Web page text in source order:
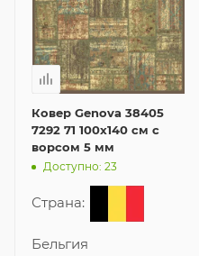
Ковер Genova 38405
7292 71 100x140 см с
ворсом 5 мм
Доступно: 23
Страна:
Бельгия